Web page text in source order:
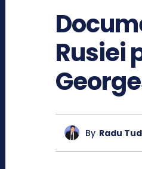
Rusiei
By Radu